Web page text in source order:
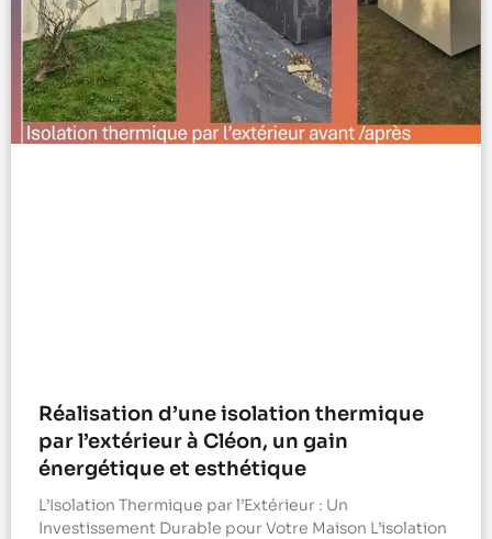
Réalisation d’une isolation thermique
par l’extérieur à Cléon, un gain
énergétique et esthétique
L’Isolation Thermique par l’Extérieur : Un
Investissement Durable pour Votre Maison L’isolation